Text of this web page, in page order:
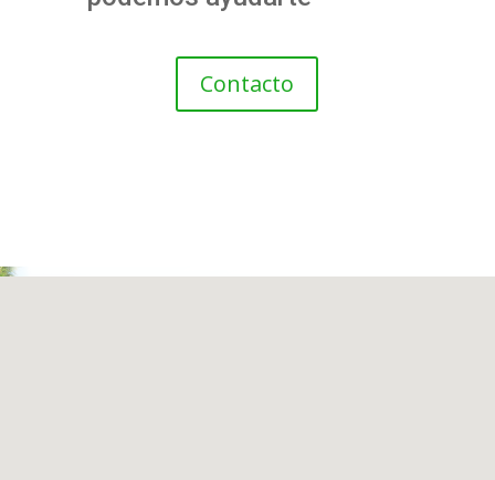
Contacta con nosotros
Contacto